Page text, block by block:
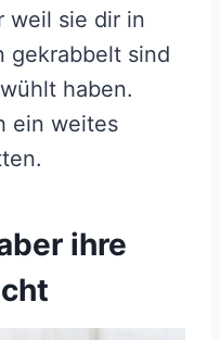
weil sie dir in
gekrabbelt sind
haben.
ein weites
ihre